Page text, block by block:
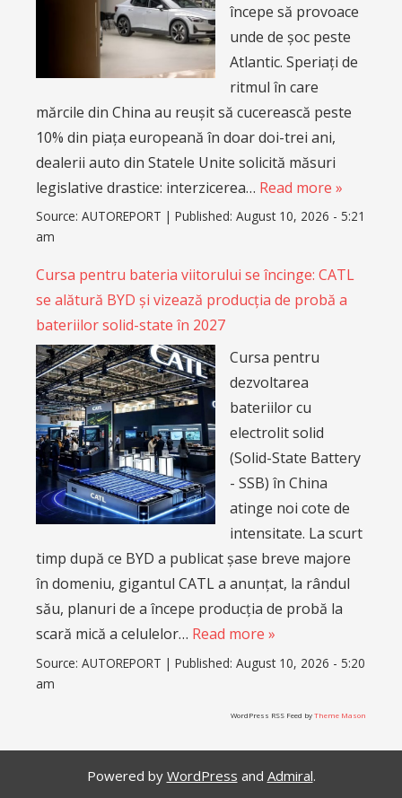
începe să provoace
unde de șoc peste
Atlantic. Speriați de
ritmul în care
mărcile din China au reușit să cucerească peste
10% din piața europeană în doar doi-trei ani,
dealerii auto din Statele Unite solicită măsuri
legislative drastice: interzicerea… Read more »
Source: AUTOREPORT | Published: August 10, 2026 - 5:21
am
Cursa pentru bateria viitorului se încinge: CATL
se alătură BYD și vizează producția de probă a
bateriilor solid-state în 2027
Cursa pentru
dezvoltarea
bateriilor cu
electrolit solid
(Solid-State Battery
- SSB) în China
atinge noi cote de
intensitate. La scurt
timp după ce BYD a publicat șase breve majore
în domeniu, gigantul CATL a anunțat, la rândul
său, planuri de a începe producția de probă la
scară mică a celulelor… Read more »
Source: AUTOREPORT | Published: August 10, 2026 - 5:20
am
WordPress RSS Feed byTheme Mason
Powered by WordPress and Admiral.